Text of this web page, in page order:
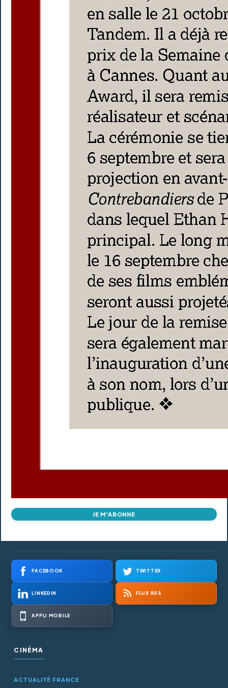
JE M'ABONNE
FACEBOOK TWITTER
LINKEDIN FLUX RSS
APPLI MOBILE
CINÉMA
ACTUALITÉ FRANCE